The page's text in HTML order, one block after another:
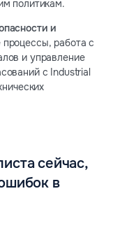
политикам.
и
работа с
и управление
с Industrial
сейчас,
в